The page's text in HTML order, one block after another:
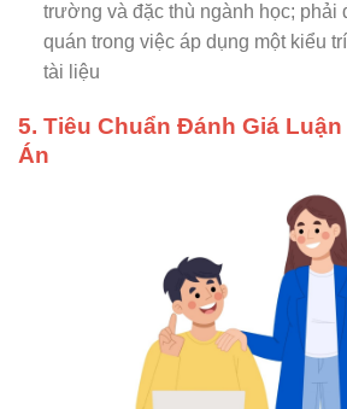
trường và đặc thù ngành học; phải
quán trong việc áp dụng một kiểu
tài liệu
5. Tiêu Chuẩn Đánh Giá
Án